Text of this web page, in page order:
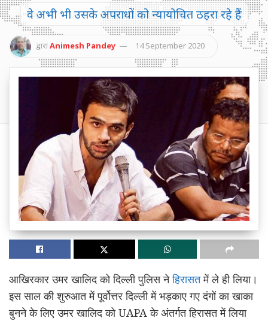
वे अभी भी उसके अपराधों को न्यायोचित ठहरा रहे हैं
द्वाराAnimesh Pandey 14 September 2020
आखिरकार उमर खालिद को दिल्ली पुलिस नेहिरासतमें ले ही लिया।
इस साल की शुरुआत में पूर्वोत्तर दिल्ली में भड़काए गए दंगों का खाका
बुनने के लिए उमर खालिद को UAPA के अंतर्गत हिरासत में लिया